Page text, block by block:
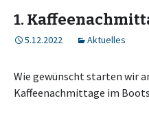
1.
5.12.2022 Aktuelles
Wie gewünscht starten wir
Kaffeenachmittage im